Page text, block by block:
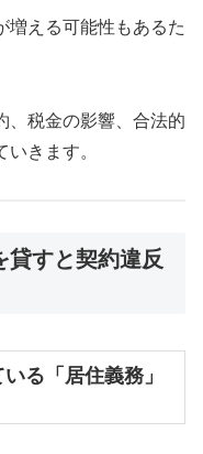
増える可能性もあるた
、税金の影響、合法的
きます。
貸すと契約違反
る「居住義務」